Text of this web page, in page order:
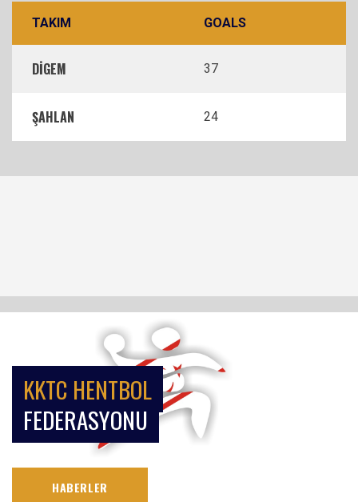
TAKIM GOALS
DİGEM 37
ŞAHLAN 24
KKTC HENTBOL
FEDERASYONU
HABERLER